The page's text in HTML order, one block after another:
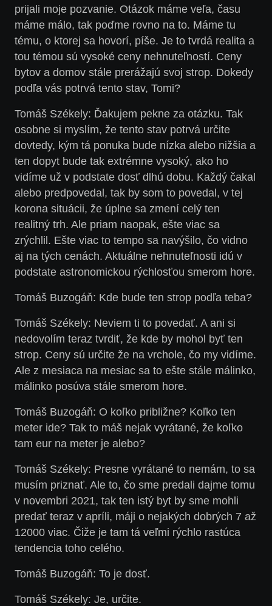
prijali moje pozvanie. Otázok máme veľa, času
máme málo, tak poďme rovno na to. Máme tu
tému, o ktorej sa hovorí, píše. Je to tvrdá realita a
tou témou sú vysoké ceny nehnuteľností. Ceny
bytov a domov stále prerážajú svoj strop. Dokedy
podľa vás potrvá tento stav, Tomi?
Tomáš Székely: Ďakujem pekne za otázku. Tak
osobne si myslím, že tento stav potrvá určite
dovtedy, kým tá ponuka bude nízka alebo nižšia a
ten dopyt bude tak extrémne vysoký, ako ho
vidíme už v podstate dosť dlhú dobu. Každý čakal
alebo predpovedal, tak by som to povedal, v tej
korona situácii, že úplne sa zmení celý ten
realitný trh. Ale priam naopak, ešte viac sa
zrýchlil. Ešte viac to tempo sa navýšilo, čo vidno
aj na tých cenách. Aktuálne nehnuteľnosti idú v
podstate astronomickou rýchlosťou smerom hore.
Tomáš Buzogáň: Kde bude ten strop podľa teba?
Tomáš Székely: Neviem ti to povedať. A ani si
nedovolím teraz tvrdiť, že kde by mohol byť ten
strop. Ceny sú určite že na vrchole, čo my vidíme.
Ale z mesiaca na mesiac sa to ešte stále málinko,
málinko posúva stále smerom hore.
Tomáš Buzogáň: O koľko približne? Koľko ten
meter ide? Tak to máš nejak vyrátané, že koľko
tam eur na meter je alebo?
Tomáš Székely: Presne vyrátané to nemám, to sa
musím priznať. Ale to, čo sme predali dajme tomu
v novembri 2021, tak ten istý byt by sme mohli
predať teraz v apríli, máji o nejakých dobrých 7 až
12000 viac. Čiže je tam tá veľmi rýchlo rastúca
tendencia toho celého.
Tomáš Buzogáň: To je dosť.
Tomáš Székely: Je, určite.